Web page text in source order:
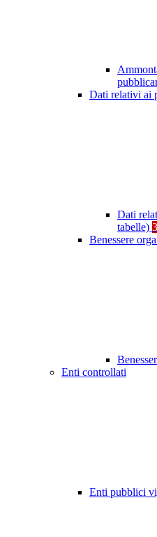
Dati relativi ai
Dati
tabelle) 3
Benessere
Enti controllati
Enti pubblici